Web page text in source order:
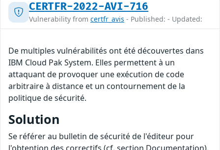
CERTFR-2022-AVI-716
Vulnerability from certfr_avis - Published: - Updated:
De multiples vulnérabilités ont été découvertes dans
IBM Cloud Pak System. Elles permettent à un
attaquant de provoquer une exécution de code
arbitraire à distance et un contournement de la
politique de sécurité.
Solution
Se référer au bulletin de sécurité de l'éditeur pour